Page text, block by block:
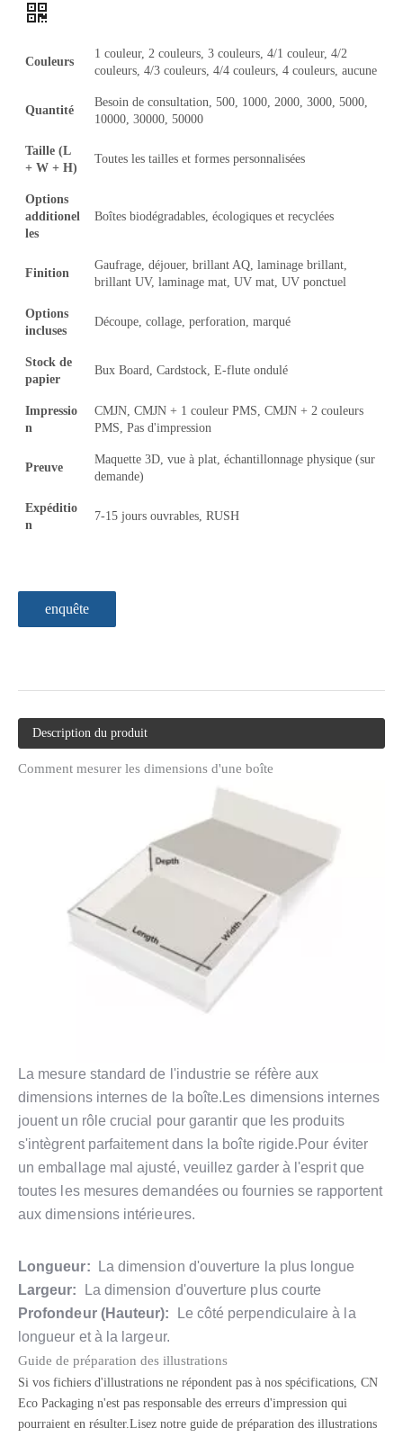
Couleurs
1 couleur, 2 couleurs, 3 couleurs, 4/1 couleur, 4/2
couleurs, 4/3 couleurs, 4/4 couleurs, 4 couleurs, aucune
Quantité
Besoin de consultation, 500, 1000, 2000, 3000, 5000,
10000, 30000, 50000
Taille (L
+ W + H)
Toutes les tailles et formes personnalisées
Options
additionel
les
Boîtes biodégradables, écologiques et recyclées
Finition
Gaufrage, déjouer, brillant AQ, laminage brillant,
brillant UV, laminage mat, UV mat, UV ponctuel
Options
incluses
Découpe, collage, perforation, marqué
Stock de
papier
Bux Board, Cardstock, E-flute ondulé
Impressio
n
CMJN, CMJN + 1 couleur PMS, CMJN + 2 couleurs
PMS, Pas d'impression
Preuve
Maquette 3D, vue à plat, échantillonnage physique (sur
demande)
Expéditio
n
7-15 jours ouvrables, RUSH
enquête
Description du produit
Comment mesurer les dimensions d'une boîte
La mesure standard de l'industrie se réfère aux
dimensions internes de la boîte.Les dimensions internes
jouent un rôle crucial pour garantir que les produits
s'intègrent parfaitement dans la boîte rigide.Pour éviter
un emballage mal ajusté, veuillez garder à l'esprit que
toutes les mesures demandées ou fournies se rapportent
aux dimensions intérieures.
Longueur: La dimension d'ouverture la plus longue
Largeur:
La dimension d'ouverture plus courte
Profondeur (Hauteur): Le côté perpendiculaire à la
longueur et à la largeur.
Guide de préparation des illustrations
Si vos fichiers d'illustrations ne répondent pas à nos spécifications, CN
Eco Packaging n'est pas responsable des erreurs d'impression qui
pourraient en résulter.Lisez notre guide de préparation des illustrations